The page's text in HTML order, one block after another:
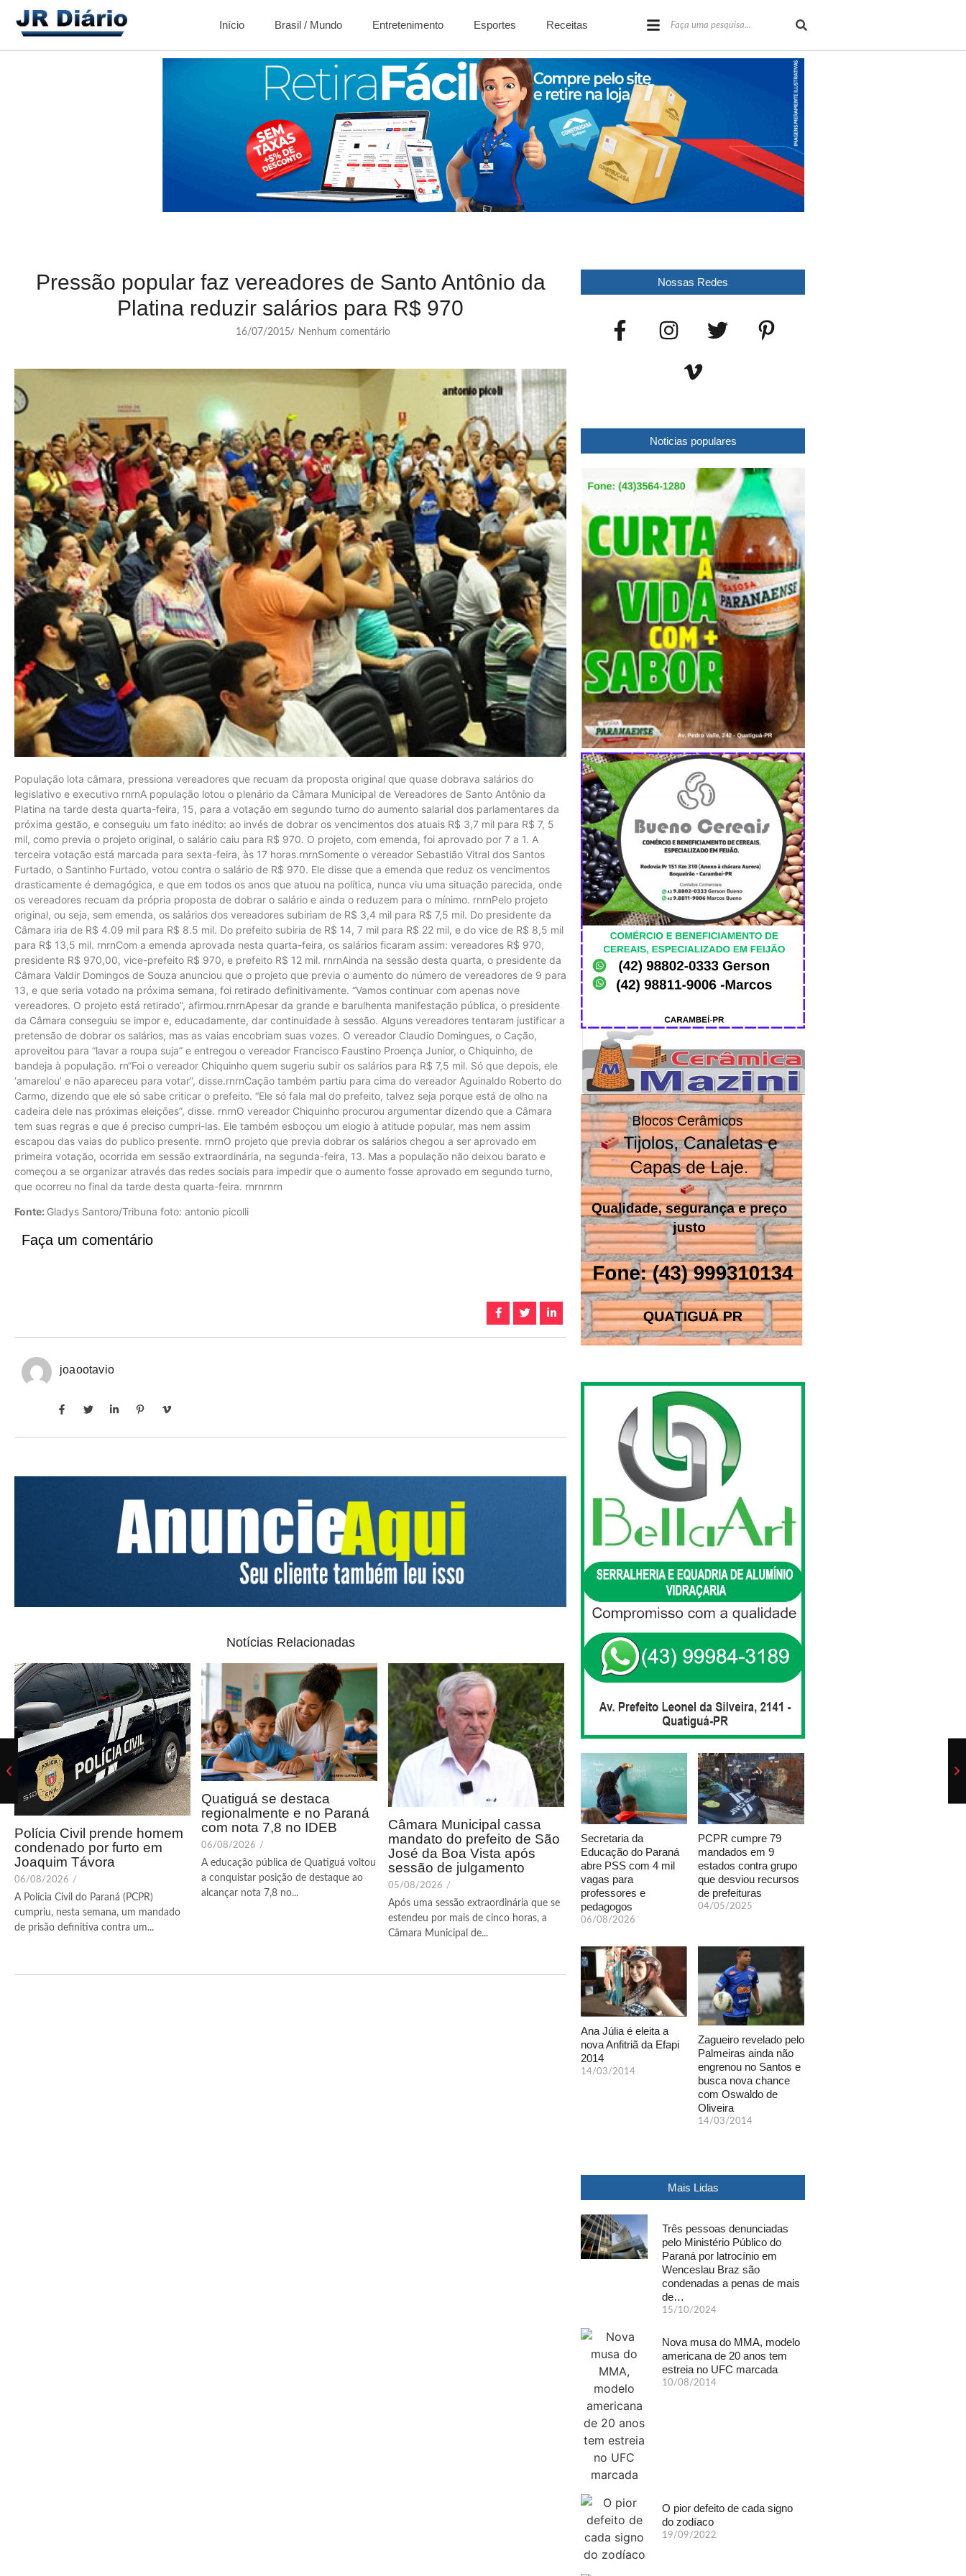
Início Brasil / Mundo Entretenimento Esportes Receitas
Pressão popular faz vereadores de Santo Antônio da
Platina reduzir salários para R$ 970
16/07/2015/ Nenhum comentário
População lota câmara, pressiona vereadores que recuam da proposta original que quase dobrava salários do
legislativo e executivo rnrnA população lotou o plenário da Câmara Municipal de Vereadores de Santo Antônio da
Platina na tarde desta quarta-feira, 15, para a votação em segundo turno do aumento salarial dos parlamentares da
próxima gestão, e conseguiu um fato inédito: ao invés de dobrar os vencimentos dos atuais R$ 3,7 mil para R$ 7, 5
mil, como previa o projeto original, o salário caiu para R$ 970. O projeto, com emenda, foi aprovado por 7 a 1. A
terceira votação está marcada para sexta-feira, às 17 horas.rnrnSomente o vereador Sebastião Vitral dos Santos
Furtado, o Santinho Furtado, votou contra o salário de R$ 970. Ele disse que a emenda que reduz os vencimentos
drasticamente é demagógica, e que em todos os anos que atuou na política, nunca viu uma situação parecida, onde
os vereadores recuam da própria proposta de dobrar o salário e ainda o reduzem para o mínimo. rnrnPelo projeto
original, ou seja, sem emenda, os salários dos vereadores subiriam de R$ 3,4 mil para R$ 7,5 mil. Do presidente da
Câmara iria de R$ 4.09 mil para R$ 8.5 mil. Do prefeito subiria de R$ 14, 7 mil para R$ 22 mil, e do vice de R$ 8,5 mil
para R$ 13,5 mil. rnrnCom a emenda aprovada nesta quarta-feira, os salários ficaram assim: vereadores R$ 970,
presidente R$ 970,00, vice-prefeito R$ 970, e prefeito R$ 12 mil. rnrnAinda na sessão desta quarta, o presidente da
Câmara Valdir Domingos de Souza anunciou que o projeto que previa o aumento do número de vereadores de 9 para
13, e que seria votado na próxima semana, foi retirado definitivamente. “Vamos continuar com apenas nove
vereadores. O projeto está retirado”, afirmou.rnrnApesar da grande e barulhenta manifestação pública, o presidente
da Câmara conseguiu se impor e, educadamente, dar continuidade à sessão. Alguns vereadores tentaram justificar a
pretensão de dobrar os salários, mas as vaias encobriam suas vozes. O vereador Claudio Domingues, o Cação,
aproveitou para “lavar a roupa suja” e entregou o vereador Francisco Faustino Proença Junior, o Chiquinho, de
bandeja à população. rn“Foi o vereador Chiquinho quem sugeriu subir os salários para R$ 7,5 mil. Só que depois, ele
‘amarelou’ e não apareceu para votar”, disse.rnrnCação também partiu para cima do vereador Aguinaldo Roberto do
Carmo, dizendo que ele só sabe criticar o prefeito. “Ele só fala mal do prefeito, talvez seja porque está de olho na
cadeira dele nas próximas eleições”, disse. rnrnO vereador Chiquinho procurou argumentar dizendo que a Câmara
tem suas regras e que é preciso cumpri-las. Ele também esboçou um elogio à atitude popular, mas nem assim
escapou das vaias do publico presente. rnrnO projeto que previa dobrar os salários chegou a ser aprovado em
primeira votação, ocorrida em sessão extraordinária, na segunda-feira, 13. Mas a população não deixou barato e
começou a se organizar através das redes sociais para impedir que o aumento fosse aprovado em segundo turno,
que ocorreu no final da tarde desta quarta-feira. rnrnrnrn
Fonte: Gladys Santoro/Tribuna foto: antonio picolli
Faça um comentário
joaootavio
Notícias Relacionadas
Polícia Civil prende homem
condenado por furto em
Joaquim Távora
06/08/2026 /
A Polícia Civil do Paraná (PCPR)
cumpriu, nesta semana, um mandado
de prisão definitiva contra um...
Quatiguá se destaca
regionalmente e no Paraná
com nota 7,8 no IDEB
06/08/2026 /
A educação pública de Quatiguá voltou
a conquistar posição de destaque ao
alcançar nota 7,8 no...
Câmara Municipal cassa
mandato do prefeito de São
José da Boa Vista após
sessão de julgamento
05/08/2026 /
Após uma sessão extraordinária que se
estendeu por mais de cinco horas, a
Câmara Municipal de...
Nossas Redes
Noticias populares
Secretaria da
Educação do Paraná
abre PSS com 4 mil
vagas para
professores e
pedagogos
06/08/2026
PCPR cumpre 79
mandados em 9
estados contra grupo
que desviou recursos
de prefeituras
04/05/2025
Ana Júlia é eleita a
nova Anfitriã da Efapi
2014
14/03/2014
Zagueiro revelado pelo
Palmeiras ainda não
engrenou no Santos e
busca nova chance
com Oswaldo de
Oliveira
14/03/2014
Mais Lidas
Três pessoas denunciadas
pelo Ministério Público do
Paraná por latrocínio em
Wenceslau Braz são
condenadas a penas de mais
de…
15/10/2024
Nova musa do MMA, modelo
americana de 20 anos tem
estreia no UFC marcada
10/08/2014
O pior defeito de cada signo
do zodíaco
19/09/2022